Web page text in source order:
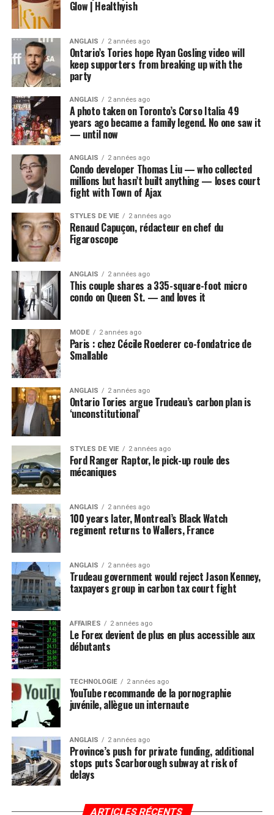
Glow | Healthyish
ANGLAIS 2 années ago
Ontario’s Tories hope Ryan Gosling video will
keep supporters from breaking up with the
party
ANGLAIS 2 années ago
A photo taken on Toronto’s Corso Italia 49
years ago became a family legend. No one saw it
— until now
ANGLAIS 2 années ago
Condo developer Thomas Liu — who collected
millions but hasn’t built anything — loses court
fight with Town of Ajax
STYLES DE VIE 2 années ago
Renaud Capuçon, rédacteur en chef du
Figaroscope
ANGLAIS 2 années ago
This couple shares a 335-square-foot micro
condo on Queen St. — and loves it
MODE 2 années ago
Paris : chez Cécile Roederer co-fondatrice de
Smallable
ANGLAIS 2 années ago
Ontario Tories argue Trudeau’s carbon plan is
‘unconstitutional’
STYLES DE VIE 2 années ago
Ford Ranger Raptor, le pick-up roule des
mécaniques
ANGLAIS 2 années ago
100 years later, Montreal’s Black Watch
regiment returns to Wallers, France
ANGLAIS 2 années ago
Trudeau government would reject Jason Kenney,
taxpayers group in carbon tax court fight
AFFAIRES 2 années ago
Le Forex devient de plus en plus accessible aux
débutants
TECHNOLOGIE 2 années ago
YouTube recommande de la pornographie
juvénile, allègue un internaute
ANGLAIS 2 années ago
Province’s push for private funding, additional
stops puts Scarborough subway at risk of
delays
ARTICLES RÉCENTS